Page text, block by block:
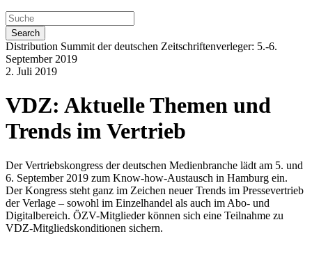
Search
Distribution Summit der deutschen Zeitschriftenverleger: 5.-6.
September 2019
2. Juli 2019
VDZ: Aktuelle Themen und
Trends im Vertrieb
Der Vertriebskongress der deutschen Medienbranche lädt am 5. und
6. September 2019 zum Know-how-Austausch in Hamburg ein.
Der Kongress steht ganz im Zeichen neuer Trends im Pressevertrieb
der Verlage – sowohl im Einzelhandel als auch im Abo- und
Digitalbereich. ÖZV-Mitglieder können sich eine Teilnahme zu
VDZ-Mitgliedskonditionen sichern.